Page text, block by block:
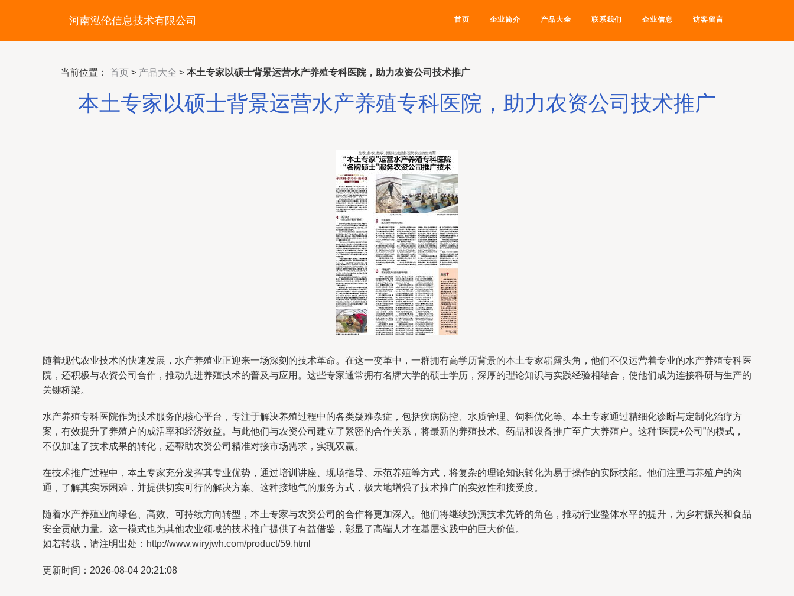
河南泓伦信息技术有限公司 首页 企业简介 产品大全 联系我们 企业信息 访客留言
当前位置： 首页 > 产品大全 > 本土专家以硕士背景运营水产养殖专科医院，助力农资公司技术推广
本土专家以硕士背景运营水产养殖专科医院，助力农资公司技术推广
随着现代农业技术的快速发展，水产养殖业正迎来一场深刻的技术革命。在这一变革中，一群拥有高学历背景的本土专家崭露头角，他们不仅运营着专业的水产养殖专科医
院，还积极与农资公司合作，推动先进养殖技术的普及与应用。这些专家通常拥有名牌大学的硕士学历，深厚的理论知识与实践经验相结合，使他们成为连接科研与生产的
关键桥梁。
水产养殖专科医院作为技术服务的核心平台，专注于解决养殖过程中的各类疑难杂症，包括疾病防控、水质管理、饲料优化等。本土专家通过精细化诊断与定制化治疗方
案，有效提升了养殖户的成活率和经济效益。与此他们与农资公司建立了紧密的合作关系，将最新的养殖技术、药品和设备推广至广大养殖户。这种“医院+公司”的模式，
不仅加速了技术成果的转化，还帮助农资公司精准对接市场需求，实现双赢。
在技术推广过程中，本土专家充分发挥其专业优势，通过培训讲座、现场指导、示范养殖等方式，将复杂的理论知识转化为易于操作的实际技能。他们注重与养殖户的沟
通，了解其实际困难，并提供切实可行的解决方案。这种接地气的服务方式，极大地增强了技术推广的实效性和接受度。
随着水产养殖业向绿色、高效、可持续方向转型，本土专家与农资公司的合作将更加深入。他们将继续扮演技术先锋的角色，推动行业整体水平的提升，为乡村振兴和食品
安全贡献力量。这一模式也为其他农业领域的技术推广提供了有益借鉴，彰显了高端人才在基层实践中的巨大价值。
如若转载，请注明出处：http://www.wiryjwh.com/product/59.html
更新时间：2026-08-04 20:21:08